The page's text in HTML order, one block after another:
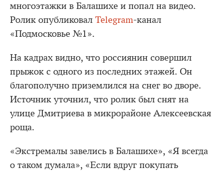
многоэтажки в Балашихе и попал на видео.
Ролик опубликовал Telegram-канал
«Подмосковье №1».
На кадрах видно, что россиянин совершил
прыжок с одного из последних этажей. Он
благополучно приземлился на снег во дворе.
Источник уточнил, что ролик был снят на
улице Дмитриева в микрорайоне Алексеевская
роща.
«Экстремалы завелись в Балашихе», «Я всегда
о таком думала», «Если вдруг покупать